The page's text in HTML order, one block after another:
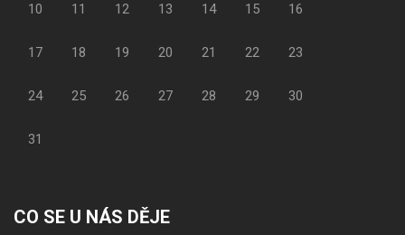
10 11 12 13 14 15 16
17 18 19 20 21 22 23
24 25 26 27 28 29 30
31
CO SE U NÁS DĚJE